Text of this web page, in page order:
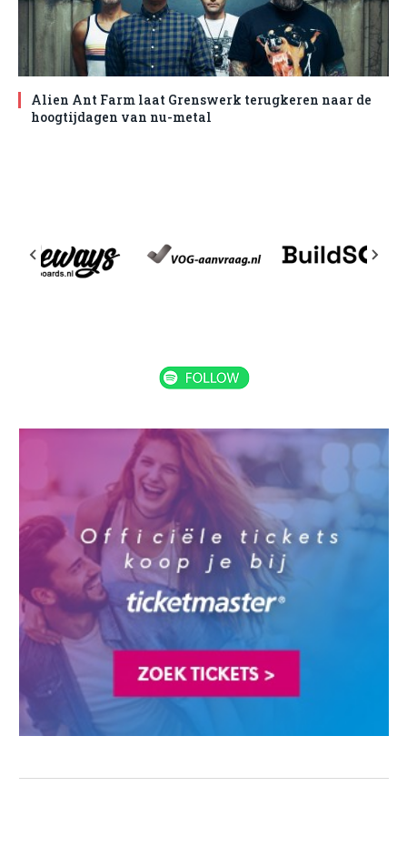
Alien Ant Farm laat Grenswerk terugkeren naar de
hoogtijdagen van nu-metal